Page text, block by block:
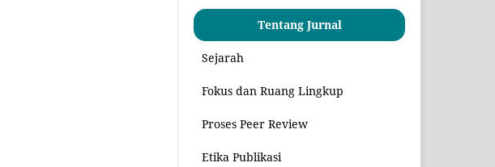
Tentang Jurnal
Sejarah
Fokus dan Ruang Lingkup
Proses Peer Review
Etika Publikasi